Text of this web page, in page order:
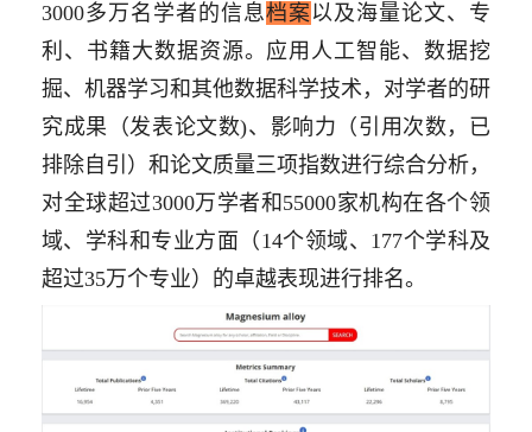
3000多万名学者的信息档案 以及海量论文、专
利、书籍大数据资源。应用人工智能、数据挖
掘、机器学习和其他数据科学技术，对学者的研
究成果（发表论文数)、影响力（引用次数，已
排除自引）和论文质量三项指数进行综合分析，
对全球超过3000万学者和 55000家机构在各个领
域、学科和专业方面（ 14个领域、 177个学科及
超过35万个专业）的卓越表现进行排名。